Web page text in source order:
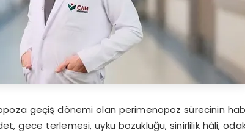
geçiş dönemi olan perimenopoz sürecinin
gece terlemesi, uyku bozukluğu, sinirlilik hâli,